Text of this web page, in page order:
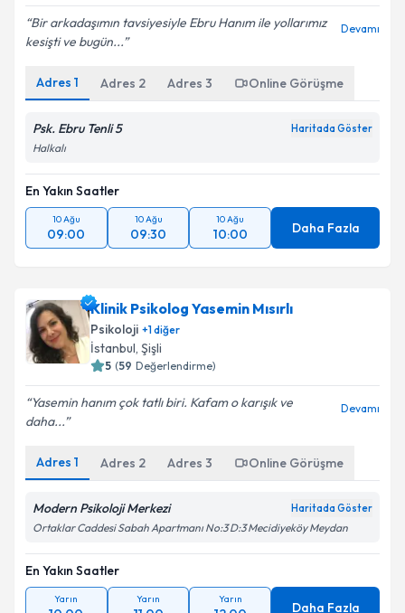
Bir arkadaşımın tavsiyesiyle Ebru Hanım ile yollarımız
kesişti ve bugün...
Devamı
Adres 1 Adres 2 Adres 3 Online Görüşme
Psk. Ebru Tenli 5 Haritada Göster
Halkalı
En Yakın Saatler
10 Ağu
09:00
10 Ağu
09:30
10 Ağu
10:00 Daha Fazla
Klinik Psikolog Yasemin Mısırlı
Psikoloji +1diğer
İstanbul, Şişli
5 (59 Değerlendirme)
Yasemin hanım çok tatlı biri. Kafam o karışık ve
daha...
Devamı
Adres 1 Adres 2 Adres 3 Online Görüşme
Modern Psikoloji Merkezi Haritada Göster
Ortaklar Caddesi Sabah Apartmanı No:3 D:3 Mecidiyeköy Meydan
En Yakın Saatler
Yarın Yarın Yarın
Daha Fazla